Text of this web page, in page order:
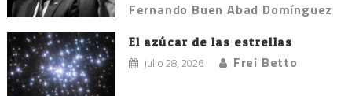
Fernando Buen Abad Domínguez
El azúcar de las estrellas
julio 28, 2026 Frei Betto